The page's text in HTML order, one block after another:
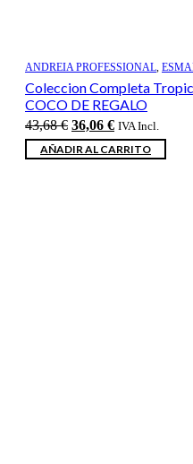
ANDREIA PROFESSIONAL,
Coleccion Completa
COCO DE REGALO
43,68€ El
precio
original
36,06 €El
precio
actual
IVA Incl.
AÑADIR AL CARRITO